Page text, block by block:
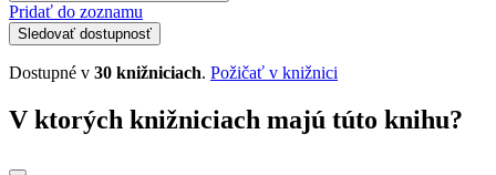
Pridať do zoznamu
Sledovať dostupnosť
Dostupné v 30 knižniciach. Požičať v knižnici
V ktorých knižniciach majú túto knihu?